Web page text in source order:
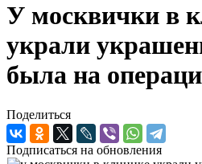
У москвички в
украли
была на
Поделиться
Подписаться на обновления